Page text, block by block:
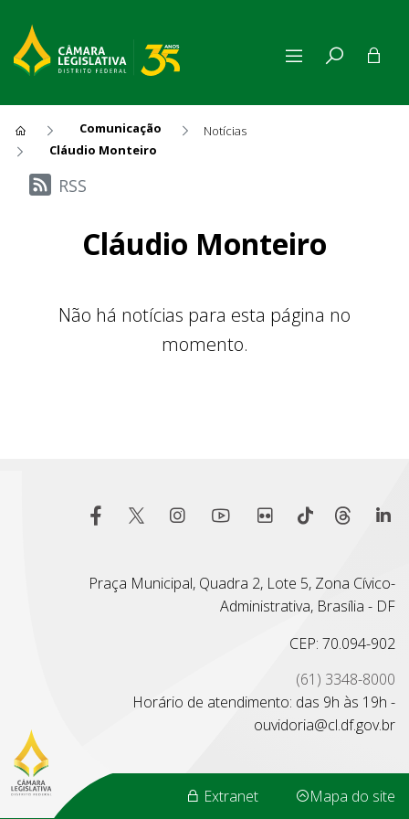
Comunicação
Notícias
Cláudio Monteiro
Últimas Notícias
RSS
Cláudio Monteiro
Não há notícias para esta página no
momento.
Praça Municipal, Quadra 2, Lote 5, Zona Cívico-
Administrativa, Brasília - DF
CEP: 70.094-902
(61) 3348-8000
Horário de atendimento: das 9h às 19h -
ouvidoria@cl.df.gov.br
Extranet Mapa do site